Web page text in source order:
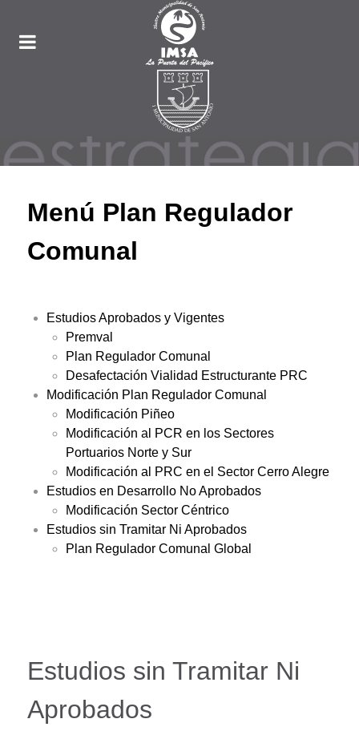
Menú Plan Regulador
Comunal
Estudios Aprobados y Vigentes
Premval
Plan Regulador Comunal
Desafectación Vialidad Estructurante PRC
Modificación Plan Regulador Comunal
Modificación Piñeo
Modificación al PCR en los Sectores
Portuarios Norte y Sur
Modificación al PRC en el Sector Cerro Alegre
Estudios en Desarrollo No Aprobados
Modificación Sector Céntrico
Estudios sin Tramitar Ni Aprobados
Plan Regulador Comunal Global
Estudios sin Tramitar Ni
Aprobados